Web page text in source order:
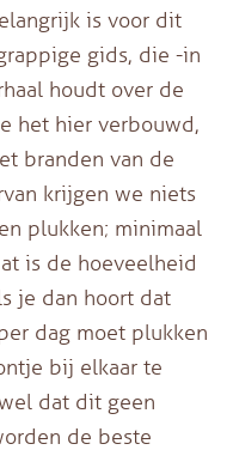
is voor dit
gids, die -in
houdt over de
het hier verbouwd,
branden van de
krijgen we niets
plukken; minimaal
is de hoeveelheid
je dan hoort dat
dag moet plukken
bij elkaar te
dat dit geen
de beste